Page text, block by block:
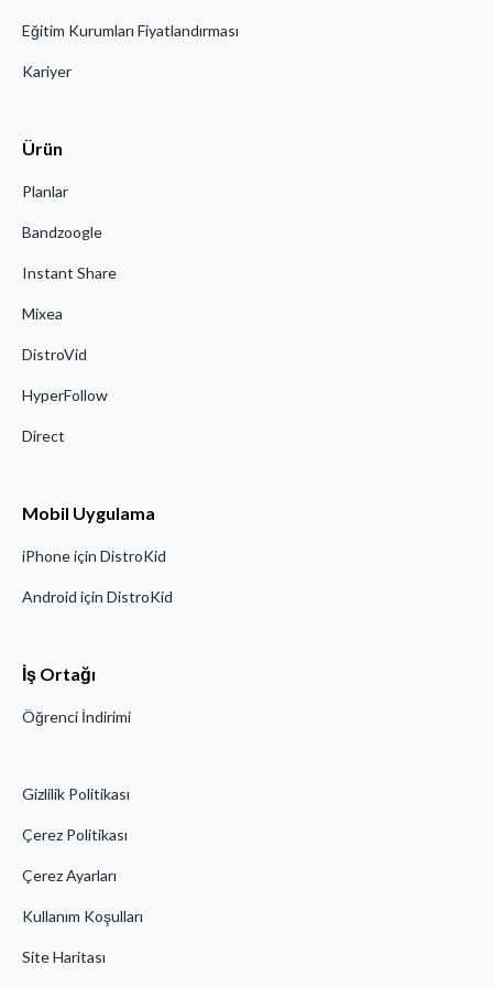
Eğitim Kurumları Fiyatlandırması
Kariyer
Ürün
Planlar
Bandzoogle
Instant Share
Mixea
DistroVid
HyperFollow
Direct
Mobil Uygulama
iPhone için DistroKid
Android için DistroKid
İş Ortağı
Öğrenci İndirimi
Gizlilik Politikası
Çerez Politikası
Çerez Ayarları
Kullanım Koşulları
Site Haritası